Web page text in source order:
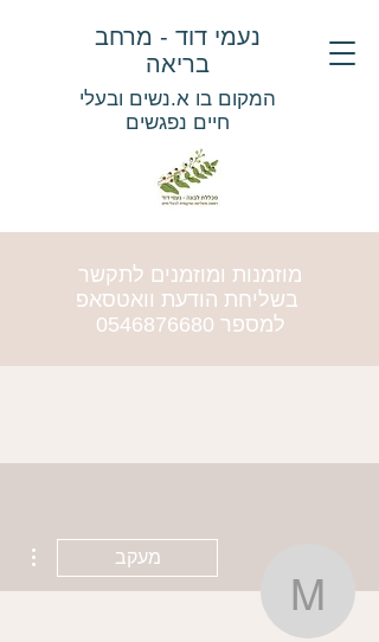
נעמי דוד - מרחב
בריאה
המקום בו א.נשים ובעלי
חיים נפגשים
מוזמנות ומוזמנים לתקשר
בשליחת הודעת וואטסאפ
למספר 0546876680
mdmaya
מעקב